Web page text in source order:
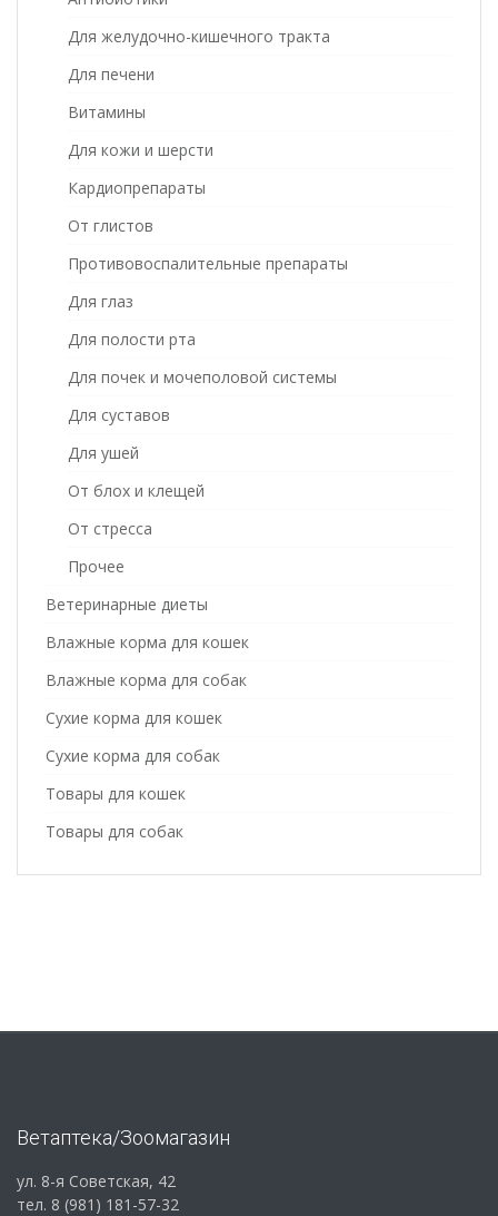
Для желудочно-кишечного тракта
Для печени
Витамины
Для кожи и шерсти
Кардиопрепараты
От глистов
Противовоспалительные препараты
Для глаз
Для полости рта
Для почек и мочеполовой системы
Для суставов
Для ушей
От блох и клещей
От стресса
Прочее
Ветеринарные диеты
Влажные корма для кошек
Влажные корма для собак
Сухие корма для кошек
Сухие корма для собак
Товары для кошек
Товары для собак
Ветаптека/Зоомагазин
ул. 8-я Советская, 42
тел. 8 (981) 181-57-32